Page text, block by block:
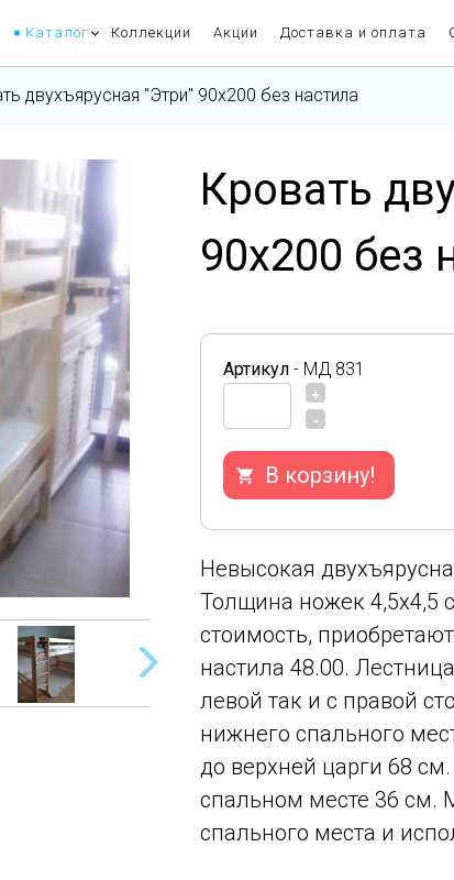
Каталог Коллекции Акции Доставка и оплата
двухъярусная "Этри" 90х200 без настила
Кровать
90х200 без
Артикул - МД 831
+
-
В корзину!
Невысокая
Толщина ножек 4,5х4,5
стоимость,
настила 48.00.
левой так и с правой
нижнего спального
до верхней царги 68
спальном месте 36 см.
спального места и